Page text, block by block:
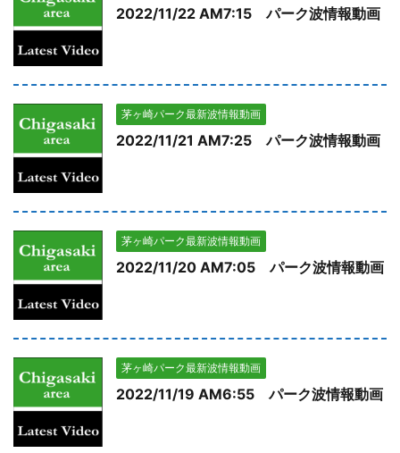
2022/11/22 AM7:15 パーク波情報動画
茅ヶ崎パーク最新波情報動画
2022/11/21 AM7:25 パーク波情報動画
茅ヶ崎パーク最新波情報動画
2022/11/20 AM7:05 パーク波情報動画
茅ヶ崎パーク最新波情報動画
2022/11/19 AM6:55 パーク波情報動画